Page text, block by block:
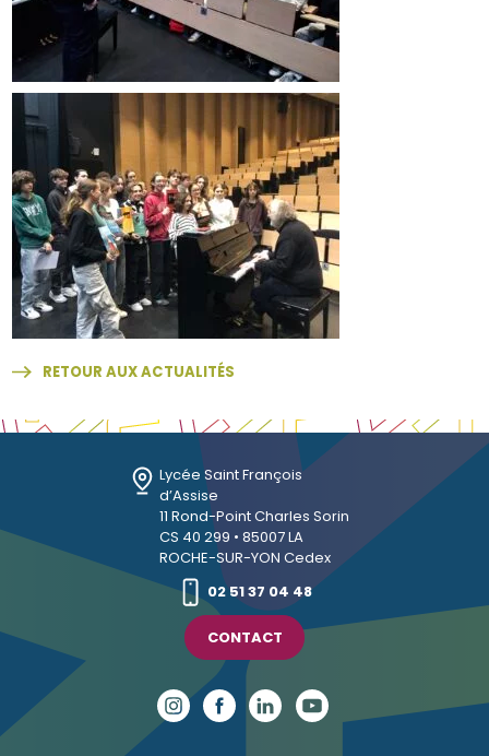
RETOUR AUX ACTUALITÉS
Lycée Saint François
d’Assise
11 Rond-Point Charles Sorin
CS 40 299 • 85007 LA
ROCHE-SUR-YON Cedex
02 51 37 04 48
CONTACT